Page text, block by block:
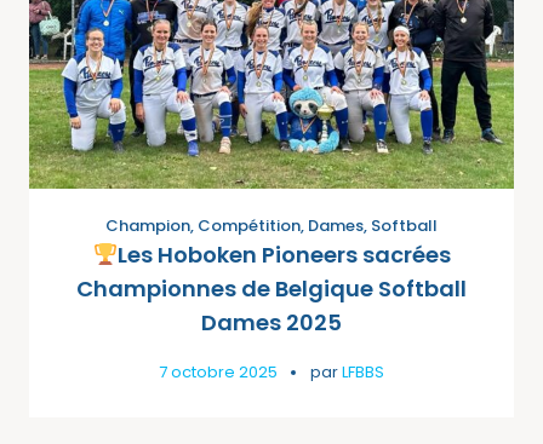
Champion, Compétition, Dames, Softball
Les Hoboken Pioneers sacrées
Championnes de Belgique Softball
Dames 2025
7 octobre 2025 parLFBBS